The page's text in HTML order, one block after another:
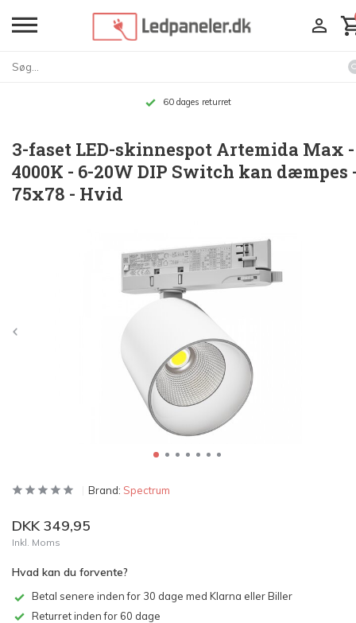
3-faset LED-skinnespot Artemida Max -
4000K - 6-20W DIP Switch kan dæmpes
75x78 - Hvid
Brand: Spectrum
DKK 349,95
Inkl. Moms
Hvad kan du forvente?
Betal senere inden for 30 dage med Klarna eller Biller
Returret inden for 60 dage